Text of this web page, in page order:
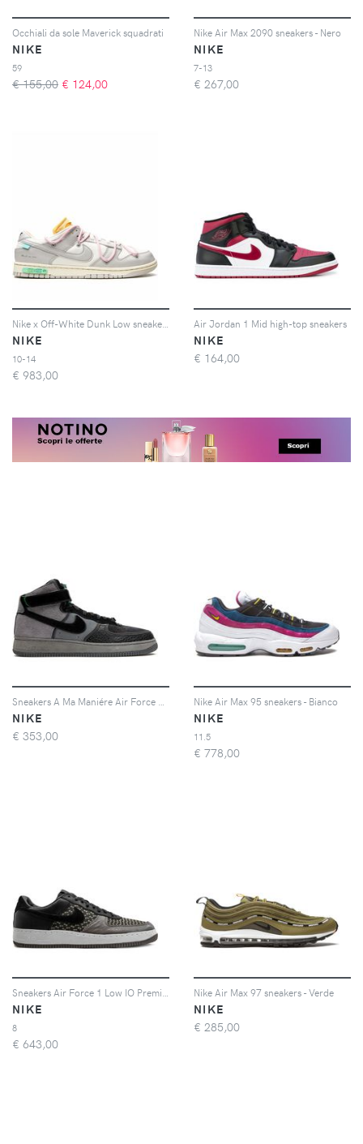
Occhiali da sole Maverick squadrati
NIKE
59
€ 155,00 € 124,00
Nike Air Max 2090 sneakers - Nero
NIKE
7-13
€ 267,00
NIKE
10-14
€ 983,00
Air Jordan 1 Mid high-top sneakers
NIKE
€ 164,00
NIKE
€ 353,00
Nike Air Max 95 sneakers - Bianco
NIKE
11.5
€ 778,00
NIKE
8
€ 643,00
Nike Air Max 97 sneakers - Verde
NIKE
€ 285,00